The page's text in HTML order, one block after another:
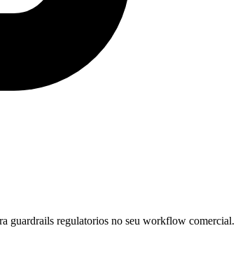
guardrails regulatorios no seu workflow comercial.